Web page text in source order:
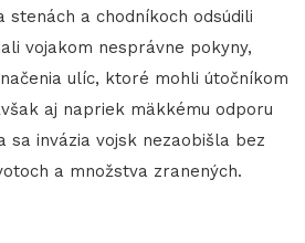
a chodníkoch odsúdili
vojakom nesprávne pokyny,
ulíc, ktoré mohli útočníkom
aj napriek mäkkému odporu
sa invázia vojsk nezaobišla bez
a množstva zranených.